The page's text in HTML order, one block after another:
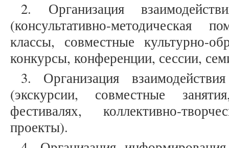
2. Организация
(консультативно-методическая
классы, совместные культурно-
конкурсы, конференции, сессии,
3. Организация
(экскурсии, совместные
фестивалях, коллективно-
проекты).